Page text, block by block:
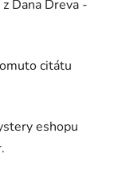
Dana Dreva -
citátu
eshopu